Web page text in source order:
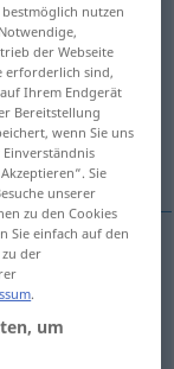
nutzen
der Webseite
erforderlich sind,
Ihrem Endgerät
Bereitstellung
wenn Sie uns
Sie
unserer
zu den Cookies
Sie einfach auf den
der
.
um